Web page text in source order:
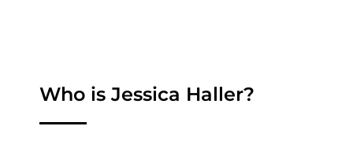
Who is Jessica Haller?